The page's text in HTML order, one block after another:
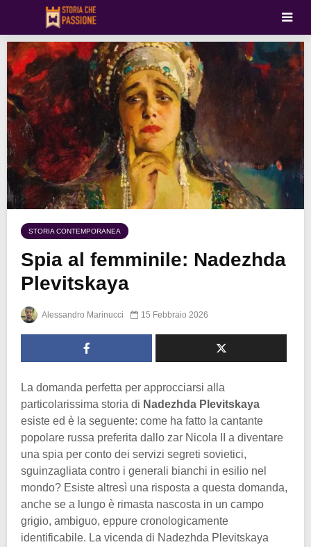
STORIA CONTEMPORANEA
Spia al femminile: Nadezhda
Plevitskaya
Alessandro Marinucci 15 Febbraio 2026
La domanda perfetta per approcciarsi alla
particolarissima storia di Nadezhda Plevitskaya
esiste ed è la seguente: come ha fatto la cantante
popolare russa preferita dallo zar Nicola II a diventare
una spia per conto dei servizi segreti sovietici,
sguinzagliata contro i generali bianchi in esilio nel
mondo? Esiste altresì una risposta a questa domanda,
anche se a lungo è rimasta nascosta in un campo
grigio, ambiguo, eppure cronologicamente
identificabile. La vicenda di Nadezhda Plevitskaya